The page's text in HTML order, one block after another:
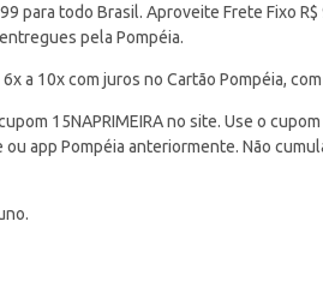
para todo Brasil. Aproveite Frete Fixo
pela Pompéia.
a 10x com juros no Cartão Pompéia,
15NAPRIMEIRA no site. Use o
app Pompéia anteriormente. Não